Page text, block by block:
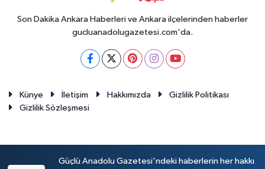
Son Dakika Ankara Haberleri ve Ankara ilçelerinden haberler
gucluanadolugazetesi.com'da.
Künye İletişim Hakkımızda
Gizlilik Politikası
Gizlilik Sözleşmesi
Güçlü Anadolu Gazetesi'ndeki haberlerin her hakkı